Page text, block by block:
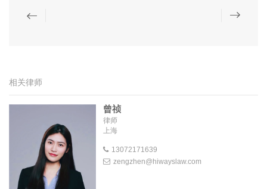
相关律师
曾祯
律师
上海
13072171639
zengzhen@hiwayslaw.com